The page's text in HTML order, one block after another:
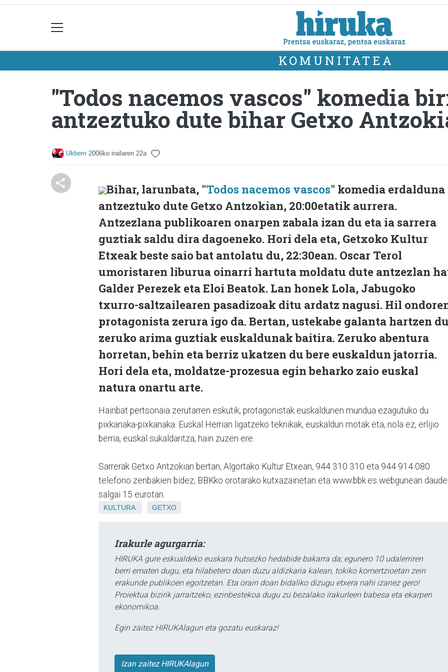
KOMUNITATEA
"Todos nacemos vascos" komedia
antzeztuko dute bihar Getxo
Ukberri 2006ko irailaren 22a
Bihar, larunbata, "Todos nacemos vascos" komedia erdalduna
antzeztuko dute Getxo Antzokian, 20:00etatik aurrera.
Antzezlana publikoaren onarpen zabala izan du eta ia sarrera
guztiak saldu dira dagoeneko. Hori dela eta, Getxoko Kultur
Etxeak beste saio bat antolatu du, 22:30ean. Oscar Terol
umoristaren liburua oinarri hartuta moldatu dute antzezlan
Galder Perezek eta Eloi Beatok. Lan honek Lola, Jabugoko
txurro-saltzailearen pasadizoak ditu ardatz nagusi. Hil
protagonista zerura igo da. Bertan, ustekabe galanta hartzen
zeruko arima guztiak euskaldunak baitira. Zeruko abentura
horretan, behin eta berriz ukatzen du bere euskaldun jatorria.
Hori dela eta, moldatze-prozesua egin beharko zaio euskal
natura onartu arte.
Hainbat pertsonaia zerutarren eskutik, protagonistak euskaldunen mundua ezagutuko du
pixkanaka-pixkanaka: Euskal Herrian ligatzeko teknikak, euskaldun motak eta, nola ez, erlijio
berria, euskal sukaldaritza, hain zuzen ere.
Sarrerak Getxo Antzokian bertan, Algortako Kultur Etxean, 944 310 310 eta 944 914 080
telefono zenbakien bidez, BBKko orotarako kutxazainetan eta www.bbk.es webgunean daude
salgai 15 eurotan.
KULTURA GETXO
Irakurle agurgarria:
HIRUKA gure eskualdeko euskara hutsezko hedabide bakarra da; egunero 10 udalerriren
berri ematen dugu, eta hilabetero doan duzu aldizkaria kalean, tokiko komertzioetan zein
erakunde publikoen egoitzetan. Eta orain doan bidaliko dizugu etxera nahi izanez gero!
Proiektua bizirik jarraitzeko, ezinbestekoa dugu zu bezalako irakurleen babesa eta ekarpen
ekonomikoa.
Egin zaitez HIRUKAlagun eta gozatu euskaraz!
Izan zaitez HIRUKAlagun